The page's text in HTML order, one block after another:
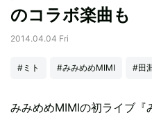
のコラボ楽曲も
2014.04.04 Fri
#ミト #みみめめMIMI #田
みみめめMIMIの初ライブ『